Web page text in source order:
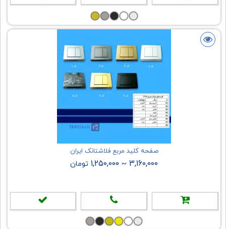
صفحه کلید مربع فلاشتانک ایران
3,160,000
~
1,250,000تومان